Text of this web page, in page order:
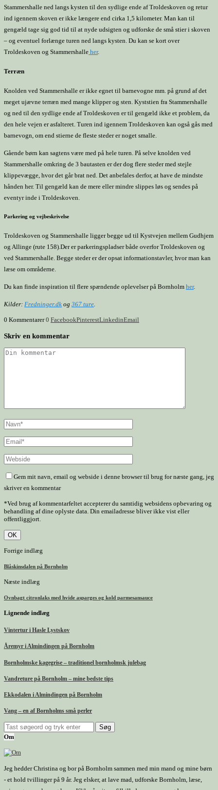
Stammershalle ned langs kysten til den sydlige ende af Troldeskoven og retur
ind igennem skoven er ikke længere end cirka 1,5 kilometer. Man kan til
gengæld tage sig god tid til at nyde udsigten og udforske de små stier i skoven
– og eventuel forlænge turen ned langs kysten. Du kan se kort over
Troldeskoven og Stammershalle her.
Terræn
Knolden ved Stammershalle er ikke egnet til barnevogne mm. på grund af det
meget ujævne terræn med mange klipper og sten. Kyststien fra Stammershalle
og ned til den sydlige ende af Troldeskoven er til gengæld ikke et problem, da
den hele vejen er asfalteret. Turen ind igennem Troldeskoven kan også gås med
barnevogn, om end stierne de fleste steder er noget smalle.
Gående børn kan sagtens være med på hele turen. På selve knolden ved
Stammershalle omkring de 3 bautasten er der dog flere steder med stejle
klippevægge, hvor det går brat ned. Det anbefales derfor, at have de mindste
hånden her. Til gengæld kan de mere eller mindre slippes løs og sendes på
eventyr inde i Troldeskoven.
Parkering og vejbeskrivelse
Troldeskoven og Stammershalle ligger begge ud til Kystvejen mellem Gudhjem
og Allinge (rute 158).Der er parkeringspladser både overfor Troldeskoven og
ved Stammershalle. Begge steder er der opsat informationstavler, hvor man kan
læse om områderne.
Du kan finde inspiration til flere spændende oplevelser på Bornholm her.
Kilder: Fredninger.dk og 367 ture.
0 Kommentarer 0 FacebookPinterestLinkedinEmail
Skriv en kommentar
Gem mit navn, email og webside i denne browser til brug for næste gang, jeg
skriver en kommentar
*Ved brug af kommentarfeltet accepterer du samtidig websidens opbevaring og
behandling af dine oplyste data. Din emailadresse bliver ikke vist eller
offentliggjort.
Forrige indlæg
Blåskinsdalen på Bornholm
Næste indlæg
Ovnbagt citronlaks med hvide asparges og kold parmesansauce
Lignende indlæg
Vintertur i Hasle Lystskov
Åremyr i Almindingen på Bornholm
Bornholmske kagegrise – traditionel bornholmsk julebag
Vandreture på Bornholm – mine bedste tips
Ekkodalen i Almindingen på Bornholm
Vang – en af Bornholms små perler
Om
Jeg hedder Christina og bor på Bornholm sammen med min mand og mine børn
- et hold tvillinger på 9 år. Jeg elsker, at lave mad, udforske Bornholm, læse,